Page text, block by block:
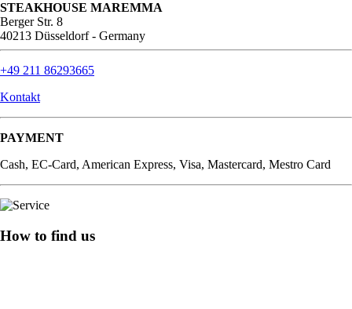
STEAKHOUSE MAREMMA
Berger Str. 8
40213 Düsseldorf - Germany
+49 211 86293665
Kontakt
PAYMENT
Cash, EC-Card, American Express, Visa, Mastercard, Mestro Card
How to find us